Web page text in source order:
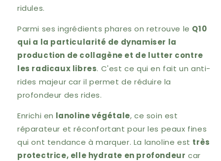
ridules.
Parmi ses ingrédients phares on retrouve le Q10
qui a la particularité de dynamiser la
production de collagène et de lutter contre
les radicaux libres. C'est ce qui en fait un anti-
rides majeur car il permet de réduire la
profondeur des rides.
Enrichi en lanoline végétale, ce soin est
réparateur et réconfortant pour les peaux fines
qui ont tendance à marquer. La lanoline est très
protectrice, elle hydrate en profondeur car